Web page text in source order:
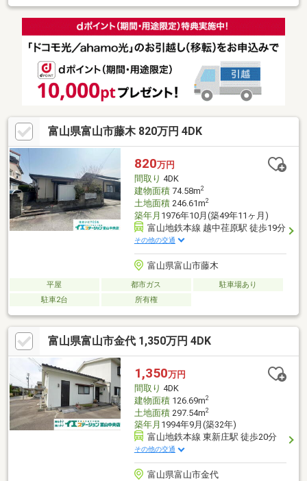
のご相談（３０分～）■会社の強みのご紹介（３０分～）■持家を
お持ちの方のお住み替えのご相談（３０分～）マイホーム購入は
人生の大切なご決断です。気になる点は何でもお気軽にご相談く
ださい。当社スタッフが、ご納得頂けるまでご相談をお受けいた
料請求（無料）ボタン】【赤色見学予約をする（無料）ボタン】
よりお問い合わせください。
富山県富山市藤木 820万円 4DK
820万円
間取り 4DK
建物面積74.58m2
土地面積246.61m2
築年月 1976年10月(築49年11ヶ月)
富山地鉄本線 越中荏原駅 徒歩19分
その他の交通
富山県富山市藤木
平屋 都市ガス
駐車場あり
駐車2台
所有権
富山県富山市金代 1,350万円 4DK
1,350万円
間取り 4DK
建物面積126.69m2
土地面積297.54m2
築年月 1994年9月(築32年)
富山地鉄本線 東新庄駅 徒歩20分
その他の交通
富山県富山市金代